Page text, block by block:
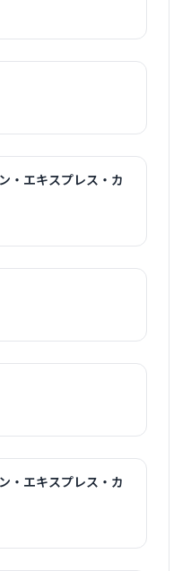
・エキスプレス・カ
・エキスプレス・カ